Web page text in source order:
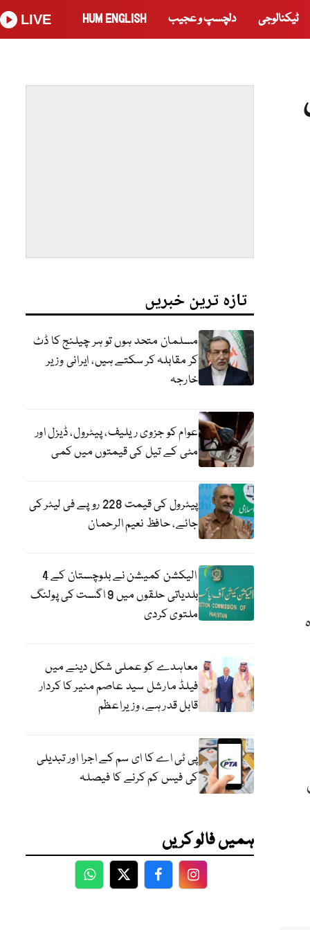
ٹیکنالوجی دلچسپ و عجیب HUM ENGLISH
LIVE
تازہ ترین خبریں
مسلمان متحد ہوں تو ہر چیلنج کا ڈٹ
کر مقابلہ کر سکتے ہیں، ایرانی وزیر
خارجہ
عوام کو جزوی ریلیف، پیٹرول، ڈیزل اور
مٹی کے تیل کی قیمتوں میں کمی
پیٹرول کی قیمت 228 روپے فی لیٹر کی
جائے، حافظ نعیم الرحمان
الیکشن کمیشن نے بلوچستان کے 4
بلدیاتی حلقوں میں 9 اگست کی پولنگ
ملتوی کردی
معاہدے کو عملی شکل دینے میں
فیلڈ مارشل سید عاصم منیر کا کردار
قابل قدر ہے، وزیراعظم
پی ٹی اے کا ای سم کے اجرا اور تبدیلی
کی فیس کم کرنے کا فیصلہ
ہمیں فالو کریں
WhatsApp
TwitterFacebookFacebook